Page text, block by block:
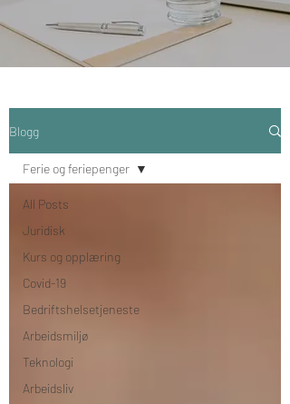
Blogg
All Posts
Juridisk
Kurs og opplæring
Covid-19
Bedriftshelsetjeneste
Arbeidsmiljø
Teknologi
Arbeidsliv
Ferie og feriepenger